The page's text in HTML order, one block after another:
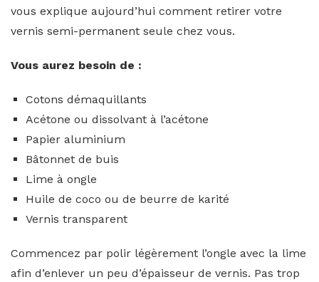
vous explique aujourd’hui comment retirer votre
vernis semi-permanent seule chez vous.
Vous aurez besoin de :
Cotons démaquillants
Acétone ou dissolvant à l’acétone
Papier aluminium
Bâtonnet de buis
Lime à ongle
Huile de coco ou de beurre de karité
Vernis transparent
Commencez par polir légèrement l’ongle avec la lime
afin d’enlever un peu d’épaisseur de vernis. Pas trop